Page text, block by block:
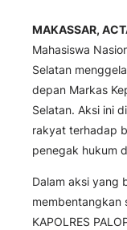
MAKASSAR,
Mahasiswa
Selatan
depan Markas
Selatan. Aksi ini
rakyat terhadap
penegak hukum
Dalam aksi yang
membentangkan
KAPOLRES